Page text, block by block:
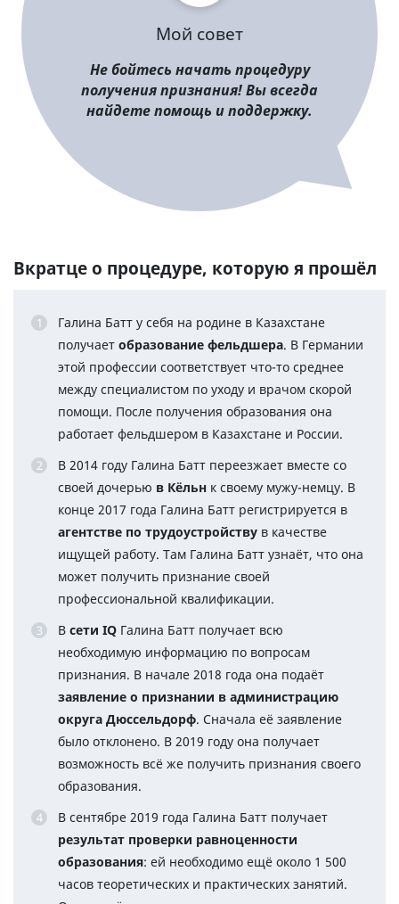
Мой совет
Не бойтесь начать процедуру
получения признания! Вы всегда
найдете помощь и поддержку.
Вкратце о процедуре, которую я прошёл
Галина Батт у себя на родине в Казахстане
получает образование фельдшера. В Германии
этой профессии соответствует что-то среднее
между специалистом по уходу и врачом скорой
помощи. После получения образования она
работает фельдшером в Казахстане и России.
В 2014 году Галина Батт переезжает вместе со
своей дочерью в Кёльн к своему мужу-немцу. В
конце 2017 года Галина Батт регистрируется в
агентстве по трудоустройству в качестве
ищущей работу. Там Галина Батт узнаёт, что она
может получить признание своей
профессиональной квалификации.
В сети IQ Галина Батт получает всю
необходимую информацию по вопросам
признания. В начале 2018 года она подаёт
заявление о признании в администрацию
округа Дюссельдорф. Сначала её заявление
было отклонено. В 2019 году она получает
возможность всё же получить признания своего
образования.
В сентябре 2019 года Галина Батт получает
результат проверки равноценности
образования: ей необходимо ещё около 1 500
часов теоретических и практических занятий.